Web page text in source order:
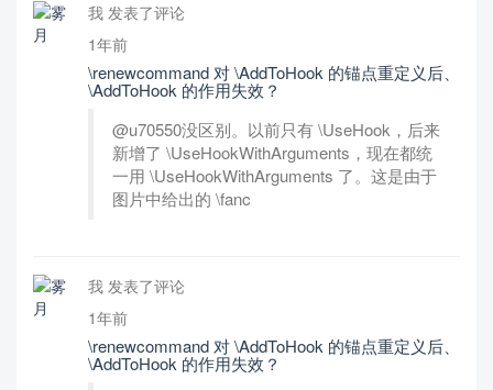
我 发表了评论
1年前
\renewcommand 对 \AddToHook 的锚点重定义后、
\AddToHook 的作用失效？
@u70550没区别。以前只有 \UseHook，后来
新增了 \UseHookWithArguments，现在都统
一用 \UseHookWithArguments 了。这是由于
图片中给出的 \fanc
我 发表了评论
1年前
\renewcommand 对 \AddToHook 的锚点重定义后、
\AddToHook 的作用失效？